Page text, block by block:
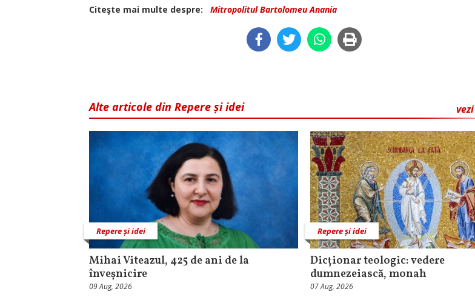
Citeşte mai multe despre: Mitropolitul Bartolomeu Anania
Alte articole din Repere și idei
Repere și idei
Mihai Viteazul, 425 de ani de la
înveșnicire
09 Aug, 2026
Repere și idei
Dicționar teologic: vedere
dumnezeiască, monah
07 Aug, 2026